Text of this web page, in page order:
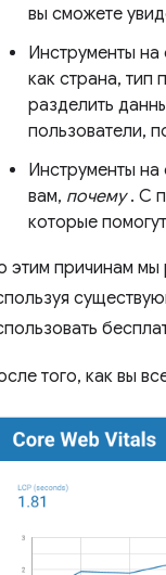
вы сможете
Инструменты на
как страна, тип
разделить
пользователи,
Инструменты на
вам, почему. С
которые
этим причинам мы
того, как вы